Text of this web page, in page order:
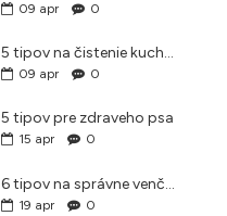
09 apr 0
5 tipov na čistenie kuchyne, ktoré vám pomôžu
09 apr 0
5 tipov pre zdraveho psa
15 apr 0
6 tipov na správne venčenie psa v letných horúčavách
19 apr 0